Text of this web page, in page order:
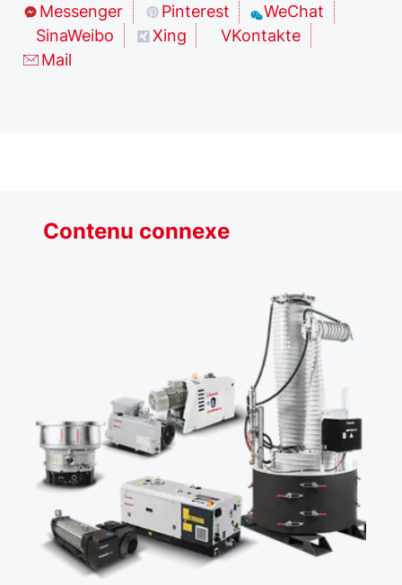
Messenger Pinterest
WeChat
SinaWeibo
Xing
VKontakte
Mail
Contenu connexe